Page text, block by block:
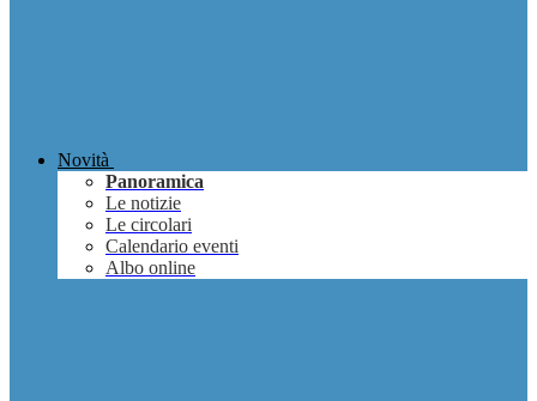
Novità
Panoramica
Le notizie
Le circolari
Calendario eventi
Albo online